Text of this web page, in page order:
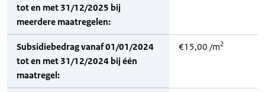
tot en met 31/12/2025 bij
meerdere maatregelen:
Subsidiebedrag vanaf 01/01/2024
tot en met 31/12/2024 bij één
maatregel:
€15,00 /m2